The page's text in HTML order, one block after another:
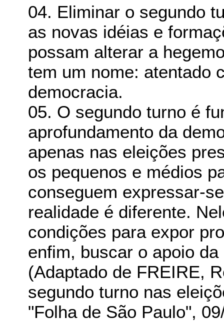
04. Eliminar o segundo
as novas idéias e
possam alterar a
tem um nome: atentado
democracia.
05. O segundo turno é
aprofundamento da
apenas nas eleições
os pequenos e médios
conseguem expressar-
realidade é diferente.
condições para expor
enfim, buscar o apoio
(Adaptado de FREIRE,
segundo turno nas
"Folha de São Paulo",